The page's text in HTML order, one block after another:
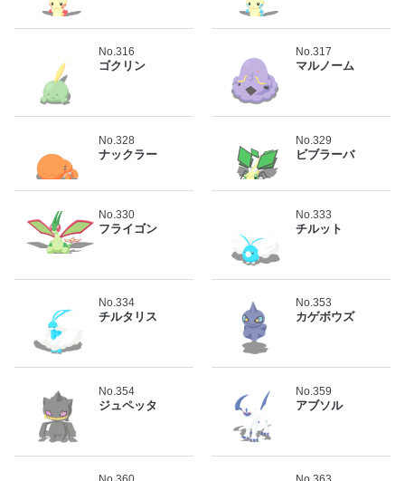
No.316
ゴクリン
No.317
マルノーム
No.328
ナックラー
No.329
ビブラーバ
No.330
フライゴン
No.333
チルット
No.334
チルタリス
No.353
カゲボウズ
No.354
ジュペッタ
No.359
アブソル